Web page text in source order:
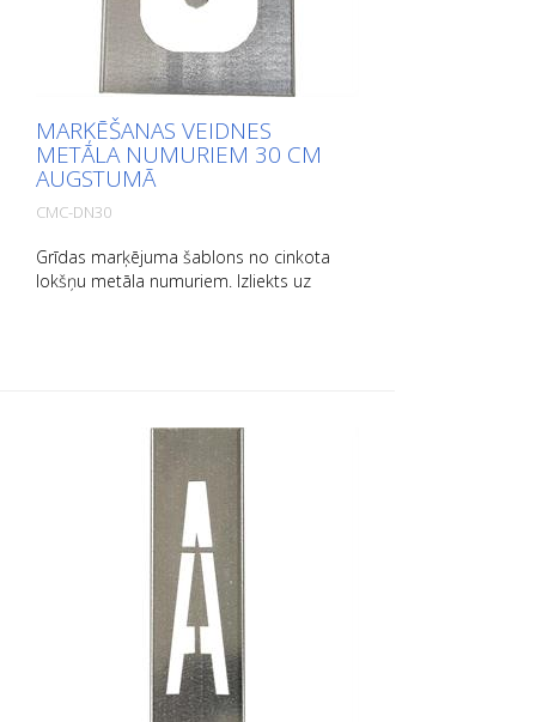
MARĶĒŠANAS VEIDNES
METĀLA NUMURIEM 30 CM
AUGSTUMĀ
CMC-DN30
Grīdas marķējuma šablons no cinkota
lokšņu metāla numuriem. Izliekts uz